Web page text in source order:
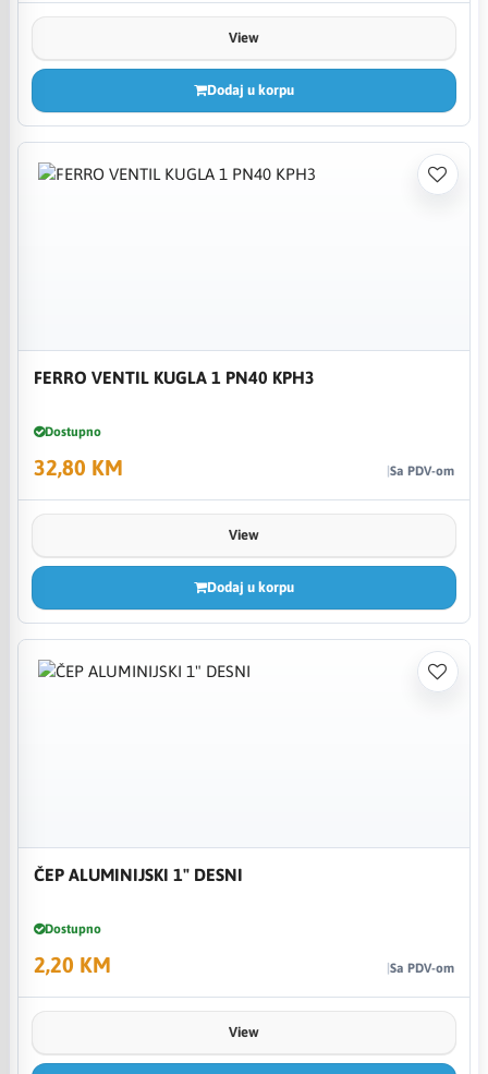
View
Dodaj u korpu
FERRO VENTIL KUGLA 1 PN40 KPH3
Dostupno
32,80 KM Sa PDV-om
View
Dodaj u korpu
ČEP ALUMINIJSKI 1" DESNI
Dostupno
2,20 KM Sa PDV-om
View